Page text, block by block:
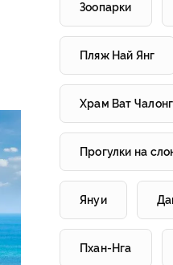
Зоопарки
Пляж Най Янг
Храм Ват Чалонг
Прогулки на
Януи
Пхан-Нга